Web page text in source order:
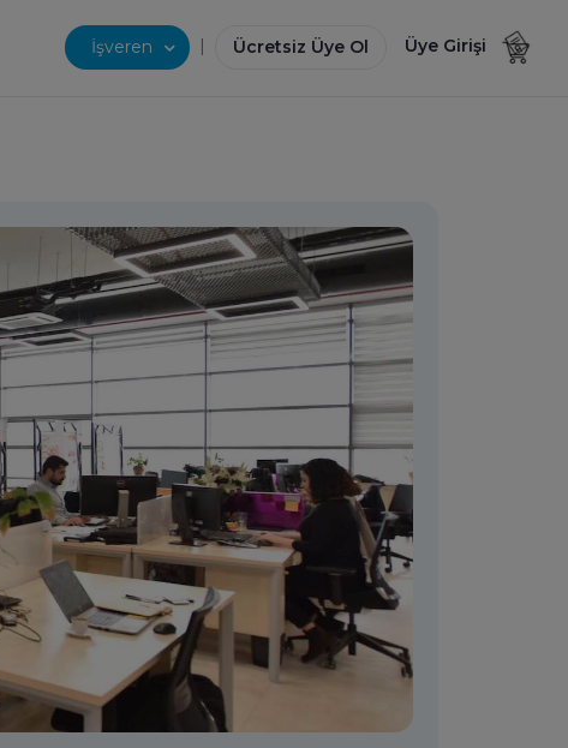
İşveren | Ücretsiz Üye Ol Üye Girişi